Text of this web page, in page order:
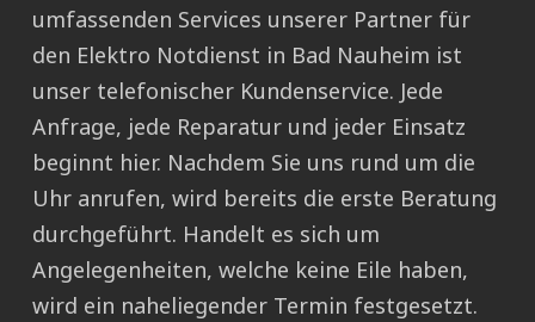
umfassenden Services unserer Partner für
den Elektro Notdienst in Bad Nauheim ist
unser telefonischer Kundenservice. Jede
Anfrage, jede Reparatur und jeder Einsatz
beginnt hier. Nachdem Sie uns rund um die
Uhr anrufen, wird bereits die erste Beratung
durchgeführt. Handelt es sich um
Angelegenheiten, welche keine Eile haben,
wird ein naheliegender Termin festgesetzt.